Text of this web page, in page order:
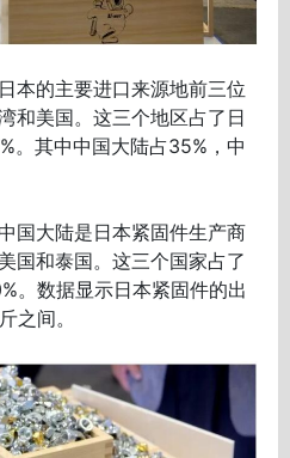
的主要进口来源地前三位
和美国。这三个地区占了日
。其中中国大陆占35%，中
大陆是日本紧固件生产商
国和泰国。这三个国家占了
。数据显示日本紧固件的出
之间。